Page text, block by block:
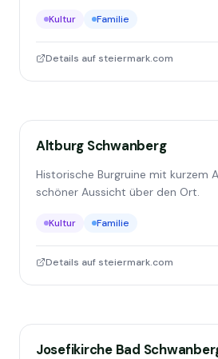
Kultur Familie
Details auf steiermark.com
Altburg Schwanberg
Historische Burgruine mit kurzem
schöner Aussicht über den Ort.
Kultur Familie
Details auf steiermark.com
Josefikirche Bad